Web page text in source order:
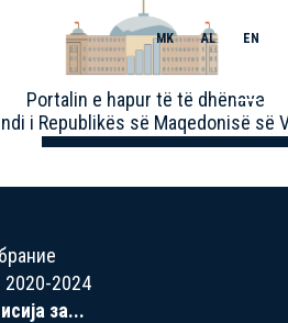
Portalin e hapur të të dhënave
i Republikës së Maqedonisë së
MK AL EN
Toggle
2024
за...